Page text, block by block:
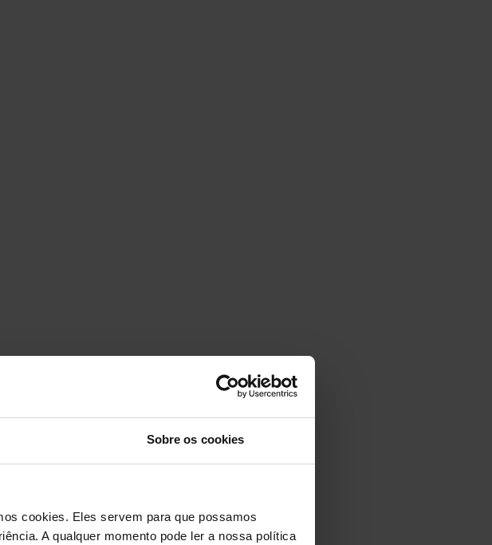
Sobre os cookies
cookies. Eles servem para que possamos
A qualquer momento pode ler a nossa política